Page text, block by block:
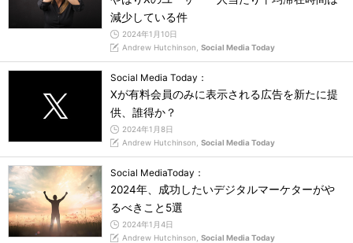
減少している件
2024年1月10日
Andrew Hutchinson, Social Media Today
Social Media Today：
Xが有料会員のみに表示される広告を新たに提
供、誰得か？
2024年1月8日
Andrew Hutchinson, Social Media Today
Social MediaToday：
2024年、成功したいデジタルマーケターがや
るべきこと5選
2024年1月4日
Andrew Hutchinson, Social Media Today